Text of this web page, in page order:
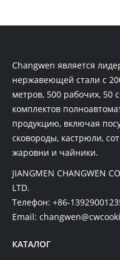
Changwen является
нержавеющей стали с
метров, 500 рабочих, 50
комплектов
продукцию, включая
сковороды, кастрюли,
жаровни и чайники.
JIANGMEN CHANGWEN
LTD.
Телефон: +86-
Email:
КАТАЛОГ